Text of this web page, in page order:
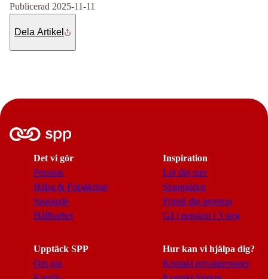
Publicerad 2025-11-11
Dela Artikel
Det vi gör
Pension
Hälsa & Försäkring
Sparande
Hållbarhet
Inspiration
Lär dig mer
Sparguiden
Förstå din pension
Gå i pension i 3 steg
Upptäck SPP
Om oss
Hur kan vi hjälpa dig?
Kontakt privatpersoner